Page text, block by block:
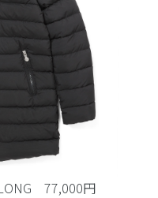
77,000円